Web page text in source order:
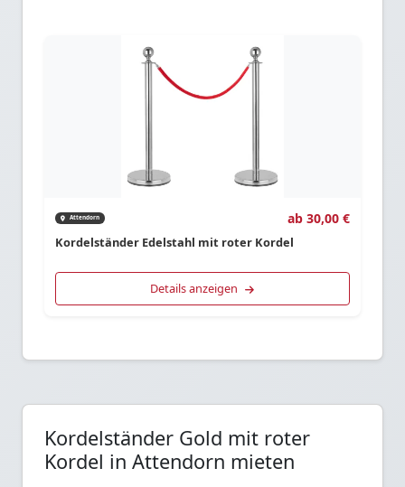
Attendorn ab 30,00 €
Kordelständer Edelstahl mit roter Kordel
Details anzeigen
Kordelständer Gold mit roter
Kordel in Attendorn mieten